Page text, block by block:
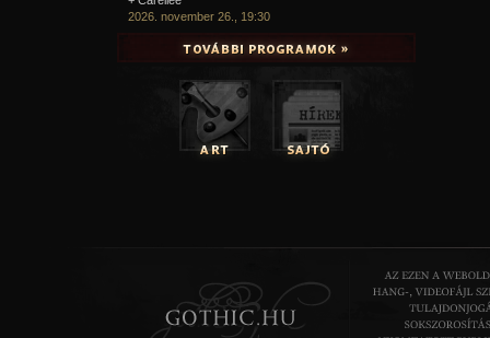
2026. november 26., 19:30